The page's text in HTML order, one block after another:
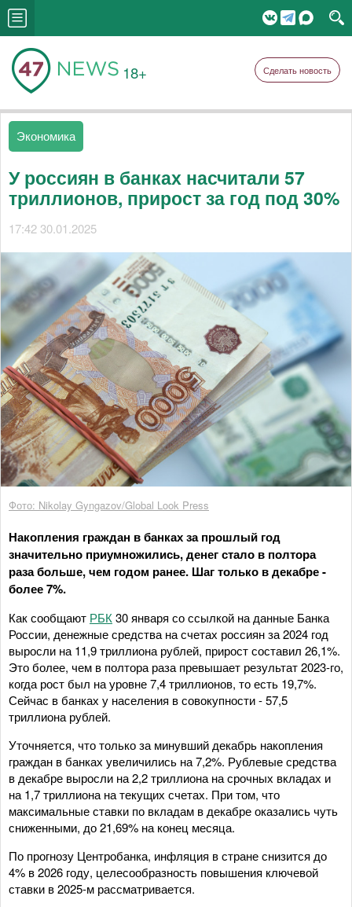
18+ Сделать новость
Экономика
У россиян в банках насчитали 57
триллионов, прирост за год под 30%
17:42 30.01.2025
Фото: Nikolay Gyngazov/Global Look Press
Накопления граждан в банках за прошлый год
значительно приумножились, денег стало в полтора
раза больше, чем годом ранее. Шаг только в декабре -
более 7%.
Как сообщают РБК 30 января со ссылкой на данные Банка
России, денежные средства на счетах россиян за 2024 год
выросли на 11,9 триллиона рублей, прирост составил 26,1%.
Это более, чем в полтора раза превышает результат 2023-го,
когда рост был на уровне 7,4 триллионов, то есть 19,7%.
Сейчас в банках у населения в совокупности - 57,5
триллиона рублей.
Уточняется, что только за минувший декабрь накопления
граждан в банках увеличились на 7,2%. Рублевые средства
в декабре выросли на 2,2 триллиона на срочных вкладах и
на 1,7 триллиона на текущих счетах. При том, что
максимальные ставки по вкладам в декабре оказались чуть
сниженными, до 21,69% на конец месяца.
По прогнозу Центробанка, инфляция в стране снизится до
4% в 2026 году, целесообразность повышения ключевой
ставки в 2025-м рассматривается.